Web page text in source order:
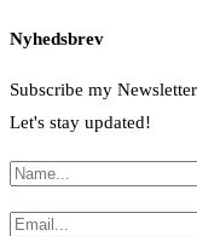
Nyhedsbrev
Subscribe my
Let's stay updated!